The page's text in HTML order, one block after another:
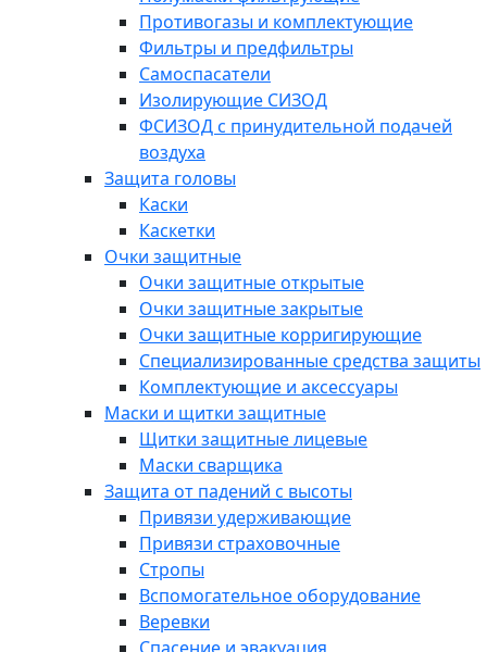
Противогазы и комплектующие
Фильтры и предфильтры
Самоспасатели
Изолирующие СИЗОД
ФСИЗОД с принудительной подачей
воздуха
Защита головы
Каски
Каскетки
Очки защитные
Очки защитные открытые
Очки защитные закрытые
Очки защитные корригирующие
Специализированные средства защиты
Комплектующие и аксессуары
Маски и щитки защитные
Щитки защитные лицевые
Маски сварщика
Защита от падений с высоты
Привязи удерживающие
Привязи страховочные
Стропы
Вспомогательное оборудование
Веревки